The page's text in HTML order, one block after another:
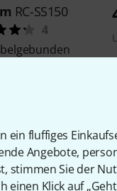
ein fluffiges
Angebote,
stimmen Sie der
Klick auf „Geht
RC-SS150
4
RC-1F
23